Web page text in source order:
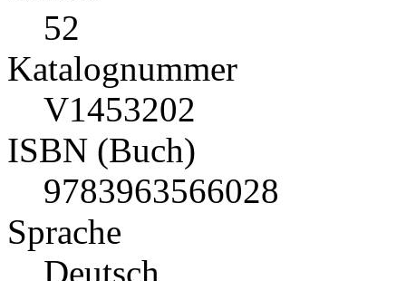
52
Katalognummer
V1453202
ISBN (Buch)
9783963566028
Sprache
Deutsch